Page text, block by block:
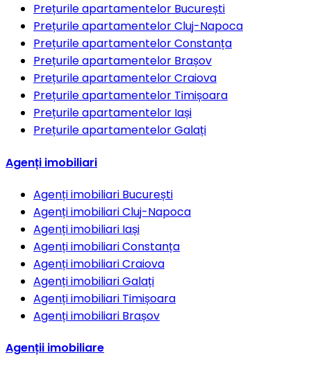
Prețurile apartamentelor București
Prețurile apartamentelorCluj-Napoca
Prețurile apartamentelorConstanța
Prețurile apartamentelor Brașov
Prețurile apartamentelorCraiova
Prețurile apartamentelor Timișoara
Prețurile apartamentelor Iași
Prețurile apartamentelorGalați
Agenți imobiliari
Agenți imobiliari București
Agenți imobiliariCluj-Napoca
Agenți imobiliari Iași
Agenți imobiliariConstanța
Agenți imobiliariCraiova
Agenți imobiliariGalați
Agenți imobiliari Timișoara
Agenți imobiliari Brașov
Agenții imobiliare